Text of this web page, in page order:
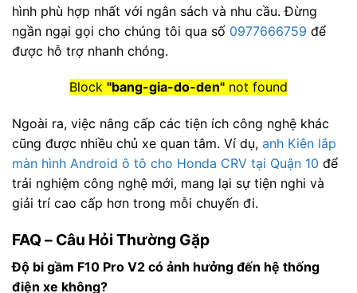
hình phù hợp nhất với ngân sách và nhu cầu. Đừng
ngần ngại gọi cho chúng tôi qua số 0977666759 để
được hỗ trợ nhanh chóng.
Block "bang-gia-do-den" not found
Ngoài ra, việc nâng cấp các tiện ích công nghệ khác
cũng được nhiều chủ xe quan tâm. Ví dụ, anh Kiên lắp
màn hình Android ô tô cho Honda CRV tại Quận 10 để
trải nghiệm công nghệ mới, mang lại sự tiện nghi và
giải trí cao cấp hơn trong mỗi chuyến đi.
FAQ – Câu Hỏi Thường Gặp
Độ bi gầm F10 Pro V2 có ảnh hưởng đến hệ thống
điện xe không?